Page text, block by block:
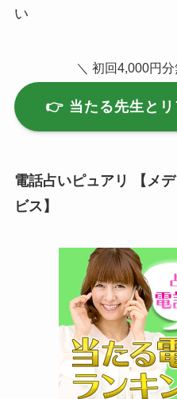
い
＼ 初回4,000円
👉 当たる先生と
電話占いピュアリ 【メ
ビス】